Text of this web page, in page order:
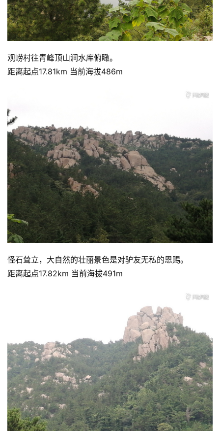
观崂村往青峰顶山涧水库俯瞰。
距离起点17.81km 当前海拔486m
怪石耸立，大自然的壮丽景色是对驴友无私的恩赐。
距离起点17.82km 当前海拔491m